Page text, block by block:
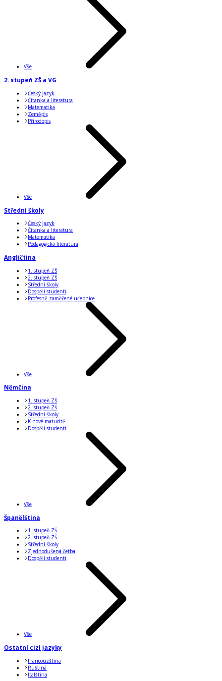
Vše
2. stupeň ZŠ a VG
Český jazyk
Čítanka a literatura
Matematika
Zeměpis
Přírodopis
Vše
Střední školy
Český jazyk
Čítanka a literatura
Matematika
Pedagogická literatura
Angličtina
1. stupeň ZŠ
2. stupeň ZŠ
Střední školy
Dospělí studenti
Profesně zaměřené učebnice
Vše
Němčina
1. stupeň ZŠ
2. stupeň ZŠ
Střední školy
K nové maturitě
Dospělí studenti
Vše
Španělština
1. stupeň ZŠ
2. stupeň ZŠ
Střední školy
Zjednodušená četba
Dospělí studenti
Vše
Ostatní cizí jazyky
Francouzština
Ruština
Italština